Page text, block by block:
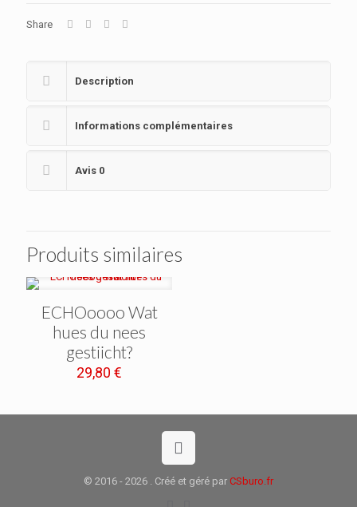
Altersheem
Share
Description
Informations complémentaires
Avis 0
Produits similaires
ECHOoooo Wat
hues du nees
gestiicht?
29,80€
© 2016 - 2026 . Créé et géré par CSburo.fr